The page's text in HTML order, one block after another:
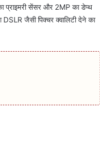
प्राइमरी सेंसर और 2MP का डेप्थ
जैसी पिक्चर क्वालिटी देने का